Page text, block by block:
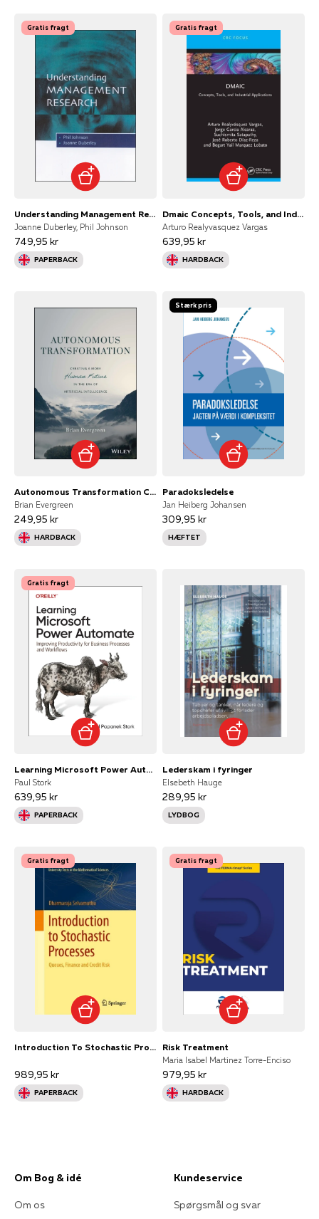
Gratis fragt
Understanding Management Research
Joanne Duberley, Phil Johnson
749,95 kr
PAPERBACK
Gratis fragt
Dmaic Concepts, Tools, and Industrial Applications
Arturo Realyvasquez Vargas
639,95 kr
HARDBACK
Autonomous Transformation Creating A More Human Future In Th
Brian Evergreen
249,95 kr
HARDBACK
Stærk pris
Paradoksledelse
Jan Heiberg Johansen
309,95 kr
HÆFTET
Gratis fragt
Learning Microsoft Power Automate
Paul Stork
639,95 kr
PAPERBACK
Lederskam i fyringer
Elsebeth Hauge
289,95 kr
LYDBOG
Gratis fragt
Introduction To Stochastic Processesqueues Finance and Cred
989,95 kr
PAPERBACK
Gratis fragt
Risk Treatment
Maria Isabel Martinez Torre-Enciso
979,95 kr
HARDBACK
Om Bog & idé
Om os
Kundeservice
Spørgsmål og svar